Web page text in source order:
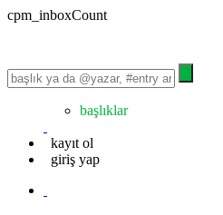
cpm_inboxCount
başlıklar
kayıt ol
giriş yap